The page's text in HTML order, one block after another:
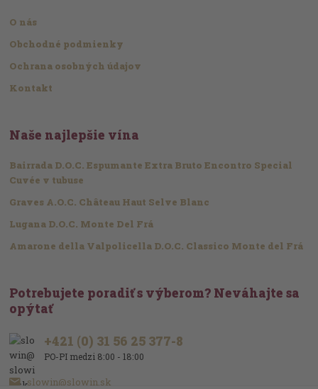
O nás
Obchodné podmienky
Ochrana osobných údajov
Kontakt
Naše najlepšie vína
Bairrada D.O.C. Espumante Extra Bruto Encontro Special
Cuvée v tubuse
Graves A.O.C. Château Haut Selve Blanc
Lugana D.O.C. Monte Del Frá
Amarone della Valpolicella D.O.C. Classico Monte del Frá
Potrebujete poradiť s výberom? Neváhajte sa
opýtať
+421 (0) 31 56 25 377-8
PO-PI medzi 8:00 - 18:00
slowin@slowin.sk